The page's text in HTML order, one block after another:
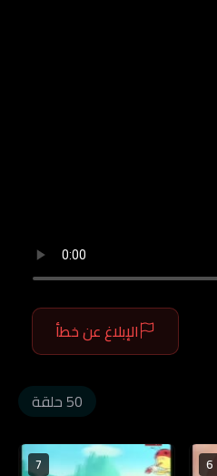
الإبلاغ عن خطأ
50 حلقة
6
7